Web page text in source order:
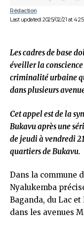
Last updated: 2025/02/21 at
Rédaction
Les cadres de base
éveiller la
criminalité urbaine
dans plusieurs
Cet appel est de la
Bukavu après une
de jeudi à vendredi
quartiers de Bukavu.
Dans la commune
Nyalukemba
Baganda, du Lac et
dans les avenues